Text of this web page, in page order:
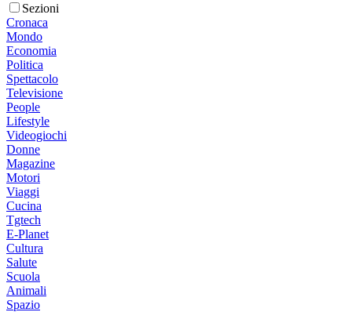
Sezioni
Cronaca
Mondo
Economia
Politica
Spettacolo
Televisione
People
Lifestyle
Videogiochi
Donne
Magazine
Motori
Viaggi
Cucina
Tgtech
E-Planet
Cultura
Salute
Scuola
Animali
Spazio